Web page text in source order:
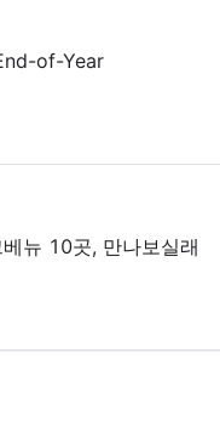
of-Year
뉴 10곳, 만나보실래